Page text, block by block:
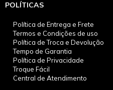
POLÍTICAS
Política de Entrega e Frete
Termos e Condições de uso
Política de Troca e Devolução
Tempo de Garantia
Política de Privacidade
Troque Fácil
Central de Atendimento